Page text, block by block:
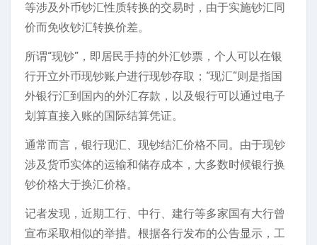
等涉及外币钞汇性质转换的交易时，由于实施钞汇同
价而免收钞汇转换价差。
所谓“现钞”，即居民手持的外汇钞票，个人可以在银
行开立外币现钞账户进行现钞存取；“现汇”则是指国
外银行汇到国内的外汇存款，以及银行可以通过电子
划算直接入账的国际结算凭证。
通常而言，银行现汇、现钞结汇价格不同。由于现钞
涉及货币实体的运输和储存成本，大多数时候银行换
钞价格大于换汇价格。
记者发现，近期工行、中行、建行等多家国有大行曾
宣布采取相似的举措。根据各行发布的公告显示，工